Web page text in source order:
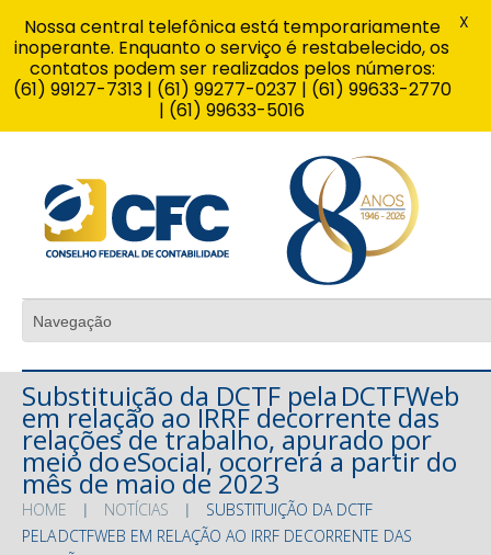
Substituição da DCTF pela DCTFWeb
em relação ao IRRF decorrente das
relações de trabalho, apurado por
meio do eSocial, ocorrerá a partir do
mês de maio de 2023
HOME NOTÍCIAS
SUBSTITUIÇÃO DA DCTF
PELA DCTFWEB EM RELAÇÃO AO IRRF DECORRENTE DAS
Nossa central telefônica está temporariamente
inoperante. Enquanto o serviço é restabelecido, os
contatos podem ser realizados pelos números:
(61) 99127-7313 | (61) 99277-0237 | (61) 99633-2770
| (61) 99633-5016
X